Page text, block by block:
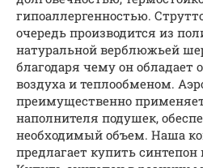
гипоаллергенностью.
очередь производится из
натуральной верблюжьей
благодаря чему он
воздуха и теплообменом.
преимущественно
наполнителя подушек,
необходимый объем. Наша
предлагает купить